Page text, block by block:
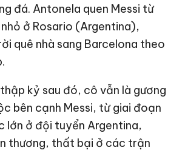
đá. Antonela quen Messi từ
ở Rosario (Argentina),
quê nhà sang Barcelona theo
kỷ sau đó, cô vẫn là gương
bên cạnh Messi, từ giai đoạn
lớn ở đội tuyển Argentina,
thương, thất bại ở các trận